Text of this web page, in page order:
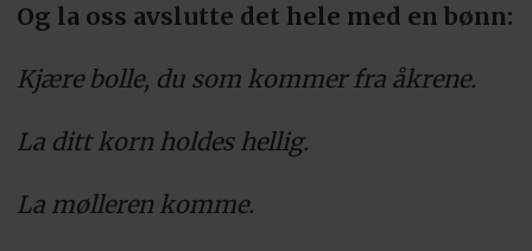
Og la oss avslutte det hele med en bønn:
Kjære bolle, du som kommer fra åkrene.
La ditt korn holdes hellig.
La mølleren komme.